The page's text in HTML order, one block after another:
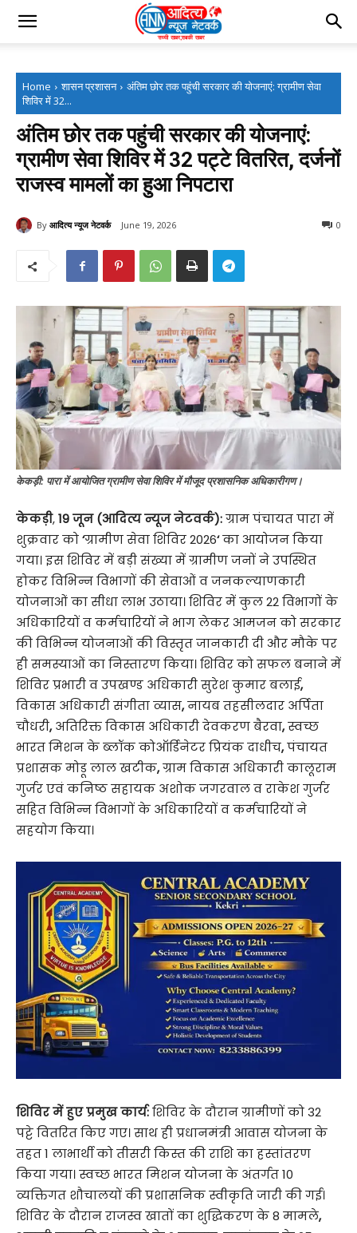
Home शासन प्रशासन
अंतिम छोर तक पहुंची सरकार की योजनाएं: ग्रामीण सेवा
शिविर में 32...
अंतिम छोर तक पहुंची सरकार की योजनाएं:
ग्रामीण सेवा शिविर में 32 पट्टे वितरित, दर्जनों
राजस्व मामलों का हुआ निपटारा
By आदित्य न्यूज नेटवर्क June 19, 2026 0
केकड़ी: पारा में आयोजित ग्रामीण सेवा शिविर में मौजूद प्रशासनिक अधिकारीगण।
केकड़ी,19 जून (आदित्य न्यूज नेटवर्क):ग्राम पंचायत पारा में
शुक्रवार को‘ग्रामीण सेवा शिविर 2026‘का आयोजन किया
गया। इस शिविर में बड़ी संख्या में ग्रामीण जनों ने उपस्थित
होकर विभिन्न विभागों की सेवाओं व जनकल्याणकारी
योजनाओं का सीधा लाभ उठाया। शिविर में कुल 22 विभागों के
अधिकारियों व कर्मचारियों ने भाग लेकर आमजन को सरकार
की विभिन्न योजनाओं की विस्तृत जानकारी दी और मौके पर
ही समस्याओं का निस्तारण किया। शिविर को सफल बनाने में
शिविर प्रभारी व उपखण्ड अधिकारी सुरेश कुमार बलाई,
विकास अधिकारी संगीता व्यास,नायब तहसीलदार अर्पिता
चौधरी,अतिरिक्त विकास अधिकारी देवकरण बैरवा,स्वच्छ
भारत मिशन के ब्लॉक कोऑर्डिनेटर प्रियंक दाधीच,पंचायत
प्रशासक मोडू लाल खटीक,ग्राम विकास अधिकारी कालूराम
गुर्जर एवं कनिष्ठ सहायक अशोक जगरवाल व राकेश गुर्जर
सहित विभिन्न विभागों के अधिकारियों व कर्मचारियों ने
सहयोग किया।
शिविर में हुए प्रमुख कार्य:शिविर के दौरान ग्रामीणों को 32
पट्टे वितरित किए गए। साथ ही प्रधानमंत्री आवास योजना के
तहत 1 लाभार्थी को तीसरी किस्त की राशि का हस्तांतरण
किया गया। स्वच्छ भारत मिशन योजना के अंतर्गत 10
व्यक्तिगत शौचालयों की प्रशासनिक स्वीकृति जारी की गई।
शिविर के दौरान राजस्व खातों का शुद्धिकरण के 8 मामले,